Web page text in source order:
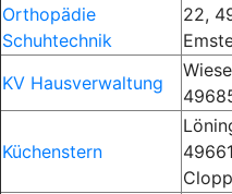
Orthopädie
Schuhtechnik
22,
KV Hausverwaltung
Küchenstern
49661